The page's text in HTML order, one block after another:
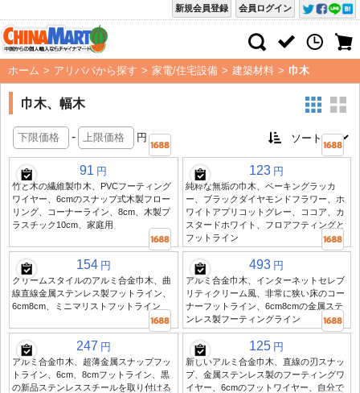
会員ログイン
新規会員登録
ホーム > アリババから探す > 家電/住宅設備 > 建築材料 > 巾木
巾木、幅木
- 円
91 円
竹と木の繊維製巾木、PVCフーティング
ワイヤー、6cmのスナップ式木製フロー
リング、コーナーライン、8cm、木製プ
ラスチック10cm、家庭用
123 円
純粋な無垢の巾木、ベーキングラッカ
ー、ブラックダイヤモンドフラワー、ホ
ワイトアプリコットグレー、ココア、カ
スタードホワイト、フロアフティングと
フットライン
154 円
クリームスタイルのアルミ合金巾木、曲
線直線金属ステンレス製フットライン、
6cm8cm、ミニマリストフットライン
493 円
アルミ合金巾木、インターネットセレブ
リティクリーム風、非常に狭い床のコー
ナーフットライン、6cm8cmの金属ステ
ンレス製フーティングライン
247 円
アルミ合金巾木、超薄金属スナップフッ
トライン、6cm、8cmフットライン、黒
の新品ステンレススチールを取り付ける
125 円
新しいアルミ合金巾木、直線の刃スナッ
プ、金属ステンレス製のフーティングワ
イヤー、6cmのフットワイヤー、自分で